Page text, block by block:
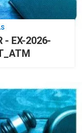
- EX-2026-